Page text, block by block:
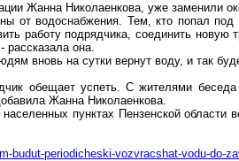
Жанна Николаенкова, уже заменили
от водоснабжения. Тем, кто попал
работу подрядчика, соединить новую
рассказала она.
вновь на сутки вернут воду, и так
обещает успеть. С жителями
Жанна Николаенкова.
пунктах Пензенской
budut-periodicheski-vozvracshat-vodu-do-